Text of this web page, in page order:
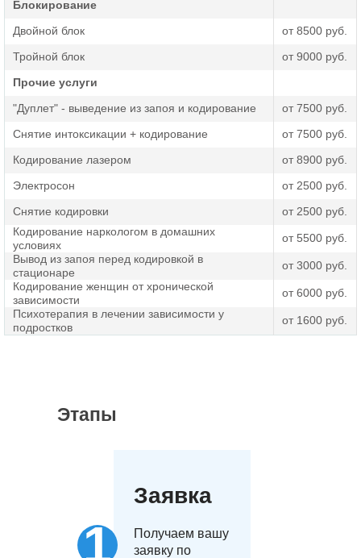
Блокирование
Двойной блок
от 8500 руб.
Тройной блок
от 9000 руб.
Прочие услуги
"Дуплет" - выведение из запоя и кодирование
от 7500 руб.
Снятие интоксикации + кодирование
от 7500 руб.
Кодирование лазером
от 8900 руб.
Электросон
от 2500 руб.
Снятие кодировки
от 2500 руб.
Кодирование наркологом в домашних
условиях
от 5500 руб.
Вывод из запоя перед кодировкой в
стационаре
от 3000 руб.
Кодирование женщин от хронической
зависимости
от 6000 руб.
Психотерапия в лечении зависимости у
подростков
от 1600 руб.
Этапы
Заявка
Получаем вашу
заявку по